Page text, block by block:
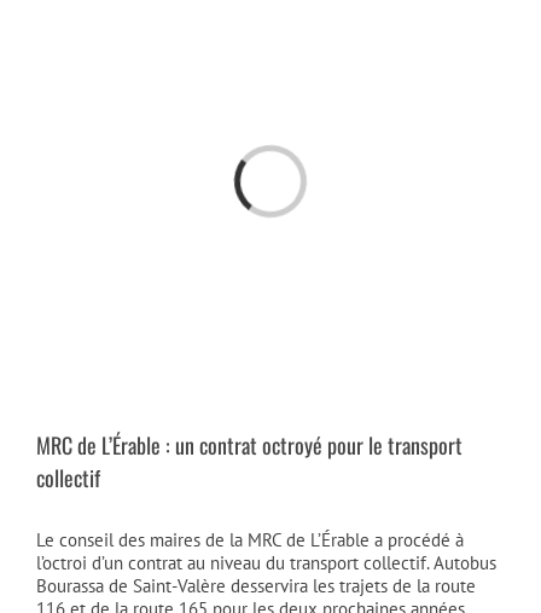
Chargement…
MRC de L’Érable : un contrat octroyé pour le transport
collectif
Le conseil des maires de la MRC de L’Érable a procédé à
l’octroi d’un contrat au niveau du transport collectif. Autobus
Bourassa de Saint-Valère desservira les trajets de la route